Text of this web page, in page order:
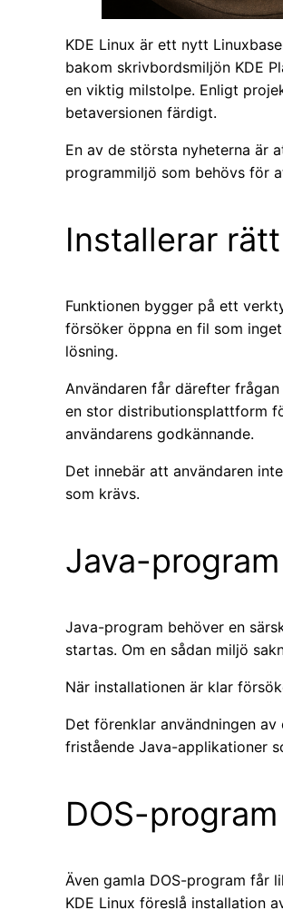
KDE Linux är ett nytt
bakom skrivbordsmiljön KDE
en viktig milstolpe. Enligt
betaversionen färdigt.
En av de största nyheterna är
programmiljö som behövs för
Installerar
Funktionen bygger på ett
försöker öppna en fil som
lösning.
Användaren får därefter
en stor distributionsplattform
användarens godkännande.
Det innebär att användaren
som krävs.
Java-
Java-program behöver en
startas. Om en sådan miljö
När installationen är klar
Det förenklar användningen
fristående Java-applikationer
DOS-
Även gamla DOS-program får
KDE Linux föreslå installation